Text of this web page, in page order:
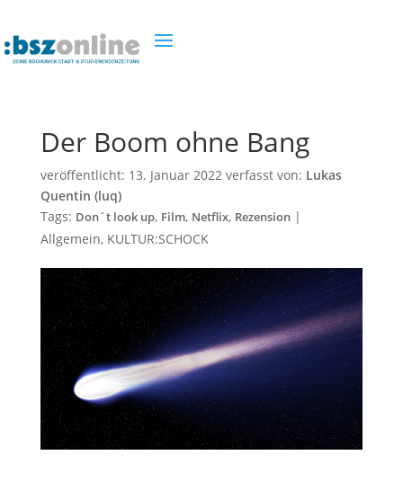
Der Boom ohne Bang
veröffentlicht: 13. Januar 2022verfasst von: Lukas
Quentin (luq)
Tags: Don´t look up, Film, Netflix, Rezension|
Allgemein, KULTUR:SCHOCK